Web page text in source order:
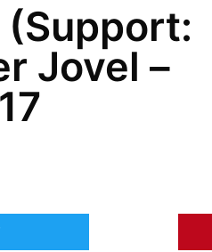
(Support:
Jovel –